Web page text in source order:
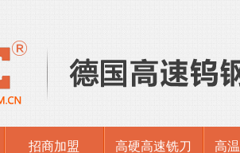
招商加盟 高硬高速铣刀 高